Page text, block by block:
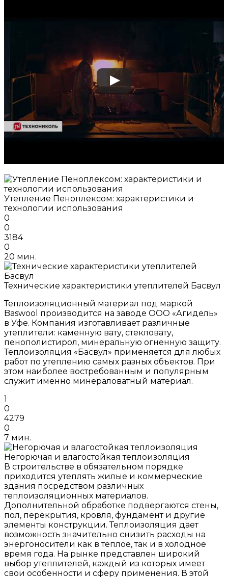
Утепление Пеноплексом: характеристики и
технологии использования
0
0
3184
0
20 мин.
Технические характеристики утеплителей Басвул
Теплоизоляционный материал под маркой
Baswool производится на заводе ООО «Агидель»
в Уфе. Компания изготавливает различные
утеплители: каменную вату, стекловату,
пенополистирол, минеральную огненную защиту.
Теплоизоляция «Басвул» применяется для любых
работ по утеплению самых разных объектов. При
этом наиболее востребованным и популярным
служит именно минераловатный материал.
1
0
4279
0
7 мин.
Негорючая и влагостойкая теплоизоляция
В строительстве в обязательном порядке
приходится утеплять жилые и коммерческие
здания посредством различных
теплоизоляционных материалов.
Дополнительной обработке подвергаются стены,
пол, перекрытия, кровля, фундамент и другие
элементы конструкции. Теплоизоляция дает
возможность значительно снизить расходы на
энергоносители как в теплое, так и в холодное
время года. На рынке представлен широкий
выбор утеплителей, каждый из которых имеет
свои особенности и сферу применения. В этой